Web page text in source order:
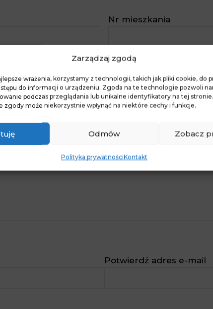
Zarządzaj zgodą
wrażenia, korzystamy z technologii, takich jak pliki cookie, do
do informacji o urządzeniu. Zgoda na te technologie pozwoli
podczas przeglądania lub unikalne identyfikatory na tej
zgody może niekorzystnie wpłynąć na niektóre cechy i funkcje.
Odmów Zobacz
Polityka prywatnościKontakt
Nr mieszkania
Miejscowość (wymagane)
Potwierdź adres e-mail